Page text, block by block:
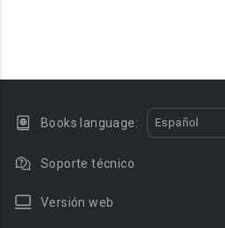
Books language: Español
Soporte técnico
Versión web